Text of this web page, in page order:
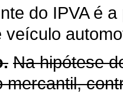
do IPVA é
veículo
Na hipótese
mercantil,